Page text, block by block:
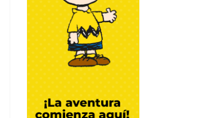
WRAP DE PAVO EN
CREMOSO DE
AGUACATE
Por Chef Daniel Zárate
DIY y Algo más
BATIDO DE YOGUR
GRIEGO
Por Chef Daniel Zárate
DIY y Algo más